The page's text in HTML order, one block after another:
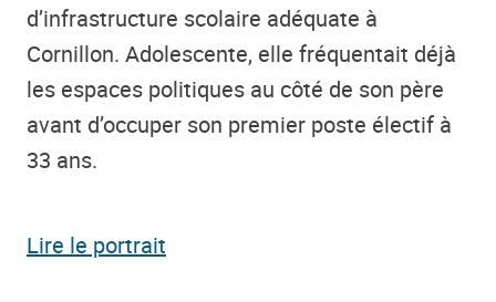
d’infrastructure scolaire adéquate à
Cornillon. Adolescente, elle fréquentait déjà
les espaces politiques au côté de son père
avant d’occuper son premier poste électif à
33 ans.
Lire le portrait